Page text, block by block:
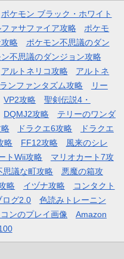
ポケモン ブラック・ホワイト
ァサファイア攻略
ポケモ
略
ポケモン不思議のダン
不思議のダンジョン攻略
アルトネリコ攻略
アルトネ
ンファンタズム攻略
リー
VP2攻略
聖剣伝説4・
DQMJ2攻略
テリーのワンダ
ドラクエ6攻略
ドラクエ
略 FF12攻略
風来のシレ
トWii攻略
マリオカート7攻
思議な町攻略
悪魔の箱攻
略 イヅナ攻略
コンタクト
ログ2.0
色読みトレーニン
ンのプレイ画像
Amazon